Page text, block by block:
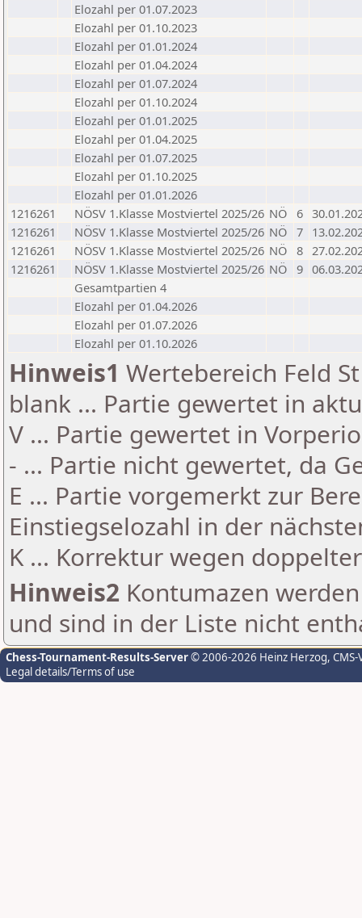
Elozahl per 01.07.2023
Elozahl per 01.10.2023
Elozahl per 01.01.2024
Elozahl per 01.04.2024
Elozahl per 01.07.2024
Elozahl per 01.10.2024
Elozahl per 01.01.2025
Elozahl per 01.04.2025
Elozahl per 01.07.2025
Elozahl per 01.10.2025
Elozahl per 01.01.2026
1216261
NÖSV 1.Klasse Mostviertel 2025/26 NÖ 6
1216261
NÖSV 1.Klasse Mostviertel 2025/26 NÖ 7
1216261
NÖSV 1.Klasse Mostviertel 2025/26 NÖ 8
1216261
NÖSV 1.Klasse Mostviertel 2025/26 NÖ 9
Gesamtpartien 4
Elozahl per 01.04.2026
Elozahl per 01.07.2026
Elozahl per 01.10.2026
Hinweis1 Wertebereich Feld
blank ... Partie gewertet in
V ... Partie gewertet in
- ... Partie nicht gewertet, da
E ... Partie vorgemerkt zur
Einstiegselozahl in der
K ... Korrektur wegen
Hinweis2 Kontumazen
und sind in der Liste nicht
Chess-Tournament-Results-Server© 2006-2026 Heinz Herzog,
Legal details/Terms of use